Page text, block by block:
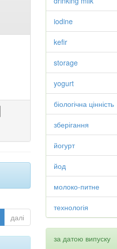
далі
iodine
kefir
storage
yogurt
біологічна цінність
зберігання
йогурт
йод
молоко-питне
технологія
за датою випуску